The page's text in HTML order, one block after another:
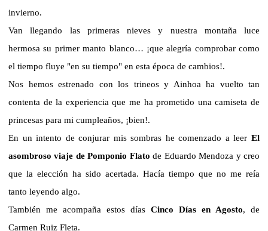
invierno.
Van llegando las primeras nieves y nuestra montaña luce
hermosa su primer manto blanco… ¡que alegría comprobar como
el tiempo fluye "en su tiempo" en esta época de cambios!.
Nos hemos estrenado con los trineos y Ainhoa ha vuelto tan
contenta de la experiencia que me ha prometido una camiseta de
princesas para mi cumpleaños, ¡bien!.
En un intento de conjurar mis sombras he comenzado a leer El
asombroso viaje de Pomponio Flato de Eduardo Mendoza y creo
que la elección ha sido acertada. Hacía tiempo que no me reía
tanto leyendo algo.
También me acompaña estos días Cinco Días en Agosto, de
Carmen Ruiz Fleta.